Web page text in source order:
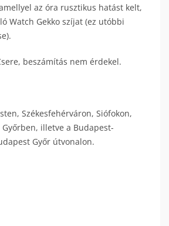
az óra rusztikus hatást kelt,
Watch Gekko szíjat (ez utóbbi
beszámítás nem érdekel.
Székesfehérváron, Siófokon,
illetve a Budapest-
Győr útvonalon.